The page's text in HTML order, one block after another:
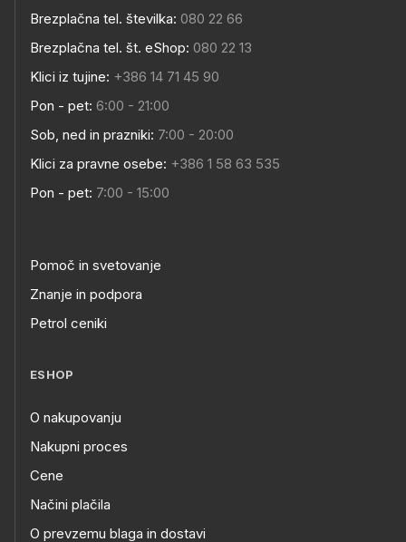
Brezplačna tel. številka: 080 22 66
Brezplačna tel. št. eShop: 080 22 13
Klici iz tujine: +386 14 71 45 90
Pon - pet: 6:00 - 21:00
Sob, ned in prazniki: 7:00 - 20:00
Klici za pravne osebe: +386 1 58 63 535
Pon - pet: 7:00 - 15:00
Pomoč in svetovanje
Znanje in podpora
Petrol ceniki
ESHOP
O nakupovanju
Nakupni proces
Cene
Načini plačila
O prevzemu blaga in dostavi